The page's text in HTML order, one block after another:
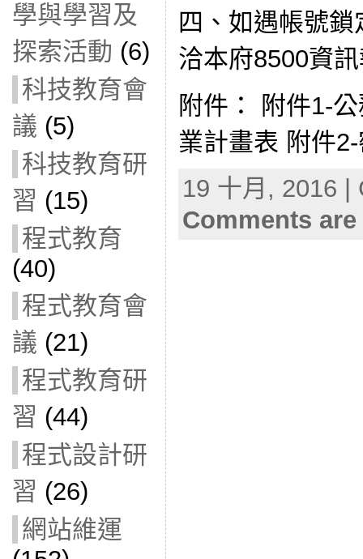
學與學習及
探索活動 (6)
科技教育會
議 (5)
科技教育研
習 (15)
程式教育
(40)
程式教育會
議 (21)
程式教育研
習 (44)
程式設計研
習 (26)
網站維運
四、如遇帳號
洽本府8500資
附件： 附件1-
業計畫表 附件
19 十月, 2016
Comments